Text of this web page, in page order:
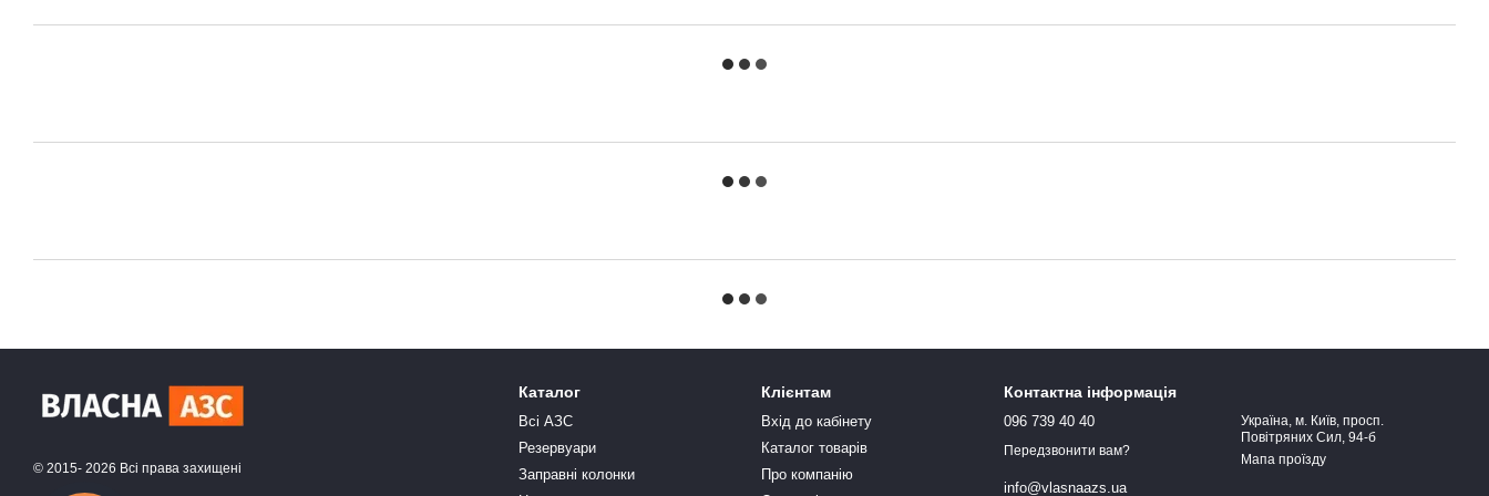
© 2015- 2026 Всі права захищені
Каталог
Всі АЗС
Резервуари
Заправні колонки
Клієнтам
Вхід до кабінету
Каталог товарів
Про компанію
Контактна інформація
096 739 40 40
Передзвонити вам?
info@vlasnaazs.ua
Україна, м. Київ, просп.
Повітряних Сил, 94-б
Мапа проїзду